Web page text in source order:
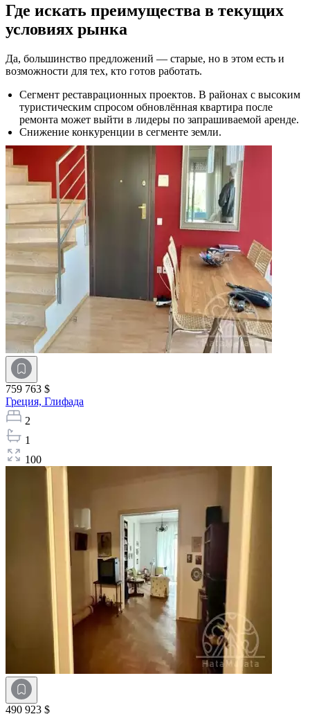
Где искать преимущества в текущих
условиях рынка
Да, большинство предложений — старые, но в этом есть и
возможности для тех, кто готов работать.
Сегмент реставрационных проектов. В районах с высоким
туристическим спросом обновлённая квартира после
ремонта может выйти в лидеры по запрашиваемой аренде.
Снижение конкуренции в сегменте земли.
759 763 $
Греция, Глифада
2
1
100
490 923 $